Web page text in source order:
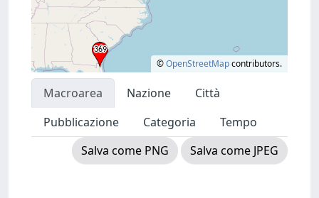
©OpenStreetMapcontributors.
Macroarea Nazione
Città
Pubblicazione
Categoria
Tempo
Salva come PNG
Salva come JPEG